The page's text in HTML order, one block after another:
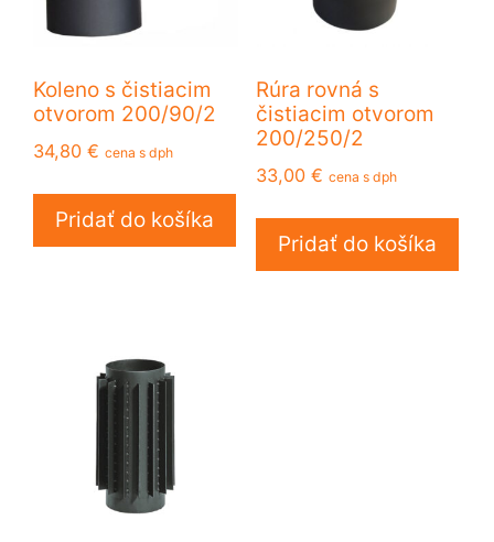
Koleno s čistiacim
otvorom 200/90/2
34,80 € cena s dph
Pridať do košíka
Rúra rovná s
čistiacim otvorom
200/250/2
33,00 € cena s dph
Pridať do košíka